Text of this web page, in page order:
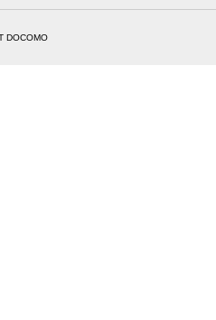
DOCOMO